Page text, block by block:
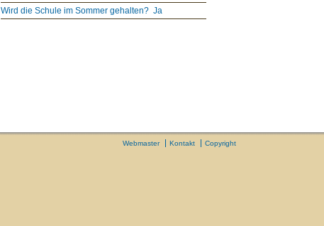
Wird die Schule im Sommer gehalten? Ja
Webmaster Kontakt Copyright